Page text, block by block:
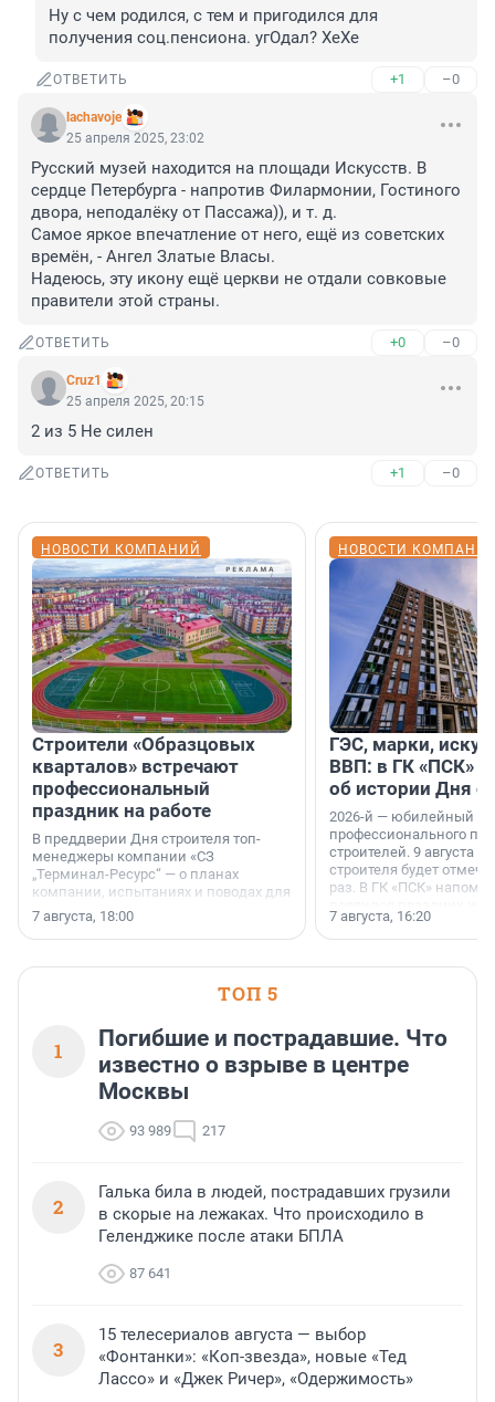
Ну с чем родился, с тем и пригодился для
получения соц.пенсиона. угОдал? ХеХе
ОТВЕТИТЬ +1 –0
lachavoje
25 апреля 2025, 23:02
Русский музей находится на площади Искусств. В
сердце Петербурга - напротив Филармонии, Гостиного
двора, неподалёку от Пассажа)), и т. д.
Самое яркое впечатление от него, ещё из советских
времён, - Ангел Златые Власы.
Надеюсь, эту икону ещё церкви не отдали совковые
правители этой страны.
ОТВЕТИТЬ +0 –0
Cruz1
25 апреля 2025, 20:15
2 из 5 Не силен
ОТВЕТИТЬ +1 –0
НОВОСТИ КОМПАНИЙ
Строители «Образцовых
кварталов» встречают
профессиональный
праздник на работе
В преддверии Дня строителя топ-
менеджеры компании «СЗ
„Терминал-Ресурс“ — о планах
компании, испытаниях и поводах для
осторожного оптимизма.
7 августа, 18:00
НОВОСТИ
ГЭС, марки,
ВВП: в ГК «ПСК»
об истории Дня
2026-й — юбилейный
профессионального
строителей. 9 августа
строителя будет
раз. В ГК «ПСК»
поменялась роль
7 августа, 16:20
ТОП 5
1
Погибшие и пострадавшие. Что
известно о взрыве в центре
Москвы
93 989 217
2
Галька била в людей, пострадавших грузили
в скорые на лежаках. Что происходило в
Геленджике после атаки БПЛА
87 641
3
15 телесериалов августа — выбор
«Фонтанки»: «Коп-звезда», новые «Тед
Лассо» и «Джек Ричер», «Одержимость»